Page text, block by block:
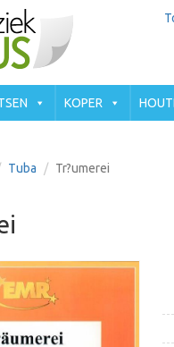
KOPER
Tuba Tr?umerei